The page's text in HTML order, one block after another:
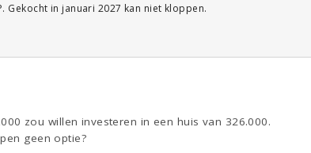
Gekocht in januari 2027 kan niet kloppen.
zou willen investeren in een huis van 326.000.
geen optie?